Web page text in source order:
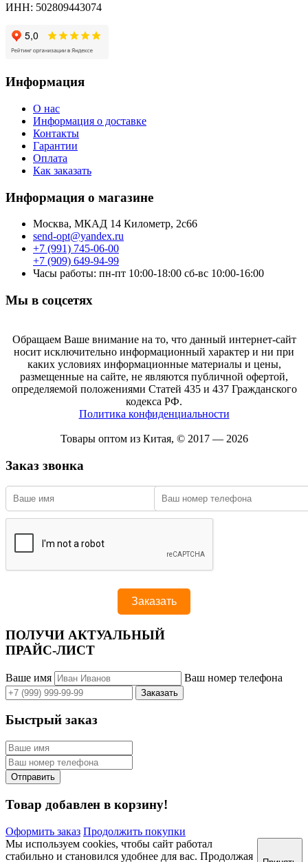
ИНН: 502809443074
Информация
О нас
Информация о доставке
Контакты
Гарантии
Оплата
Как заказать
Информация о магазине
Москва, МКАД 14 Километр, 2с66
send-opt@yandex.ru
+7 (991) 745-06-00
+7 (909) 649-94-99
Часы работы: пн-пт 10:00-18:00 сб-вс 10:00-16:00
Мы в соцсетях
Обращаем Ваше внимание на то, что данный интернет-сайт
носит исключительно информационный характер и ни при
каких условиях информационные материалы и цены,
размещенные на сайте, не являются публичной офертой,
определяемой положениями Статей 435 и 437 Гражданского
кодекса РФ.
Политика конфиденциальности
Товары оптом из Китая, © 2017 — 2026
Заказ звонка
ПОЛУЧИ АКТУАЛЬНЫЙ
ПРАЙС-ЛИСТ
Ваше имя Ваш номер телефона
Быстрый заказ
Товар добавлен в корзину!
Оформить заказ Продолжить покупки
Мы используем cookies, чтобы сайт работал
стабильно и становился удобнее для вас. Продолжая